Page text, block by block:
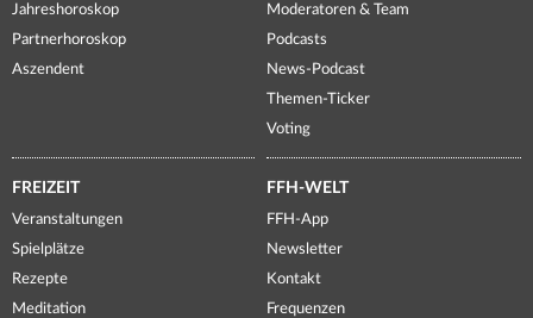
Jahreshoroskop
Partnerhoroskop
Aszendent
Moderatoren & Team
Podcasts
News-Podcast
Themen-Ticker
Voting
FREIZEIT
Veranstaltungen
Spielplätze
Rezepte
Meditation
FFH-WELT
FFH-App
Newsletter
Kontakt
Frequenzen